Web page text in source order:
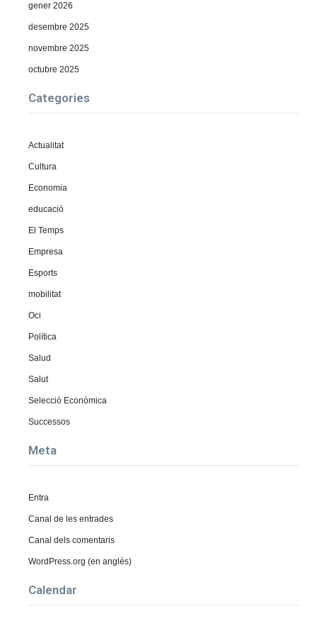
gener 2026
desembre 2025
novembre 2025
octubre 2025
Categories
Actualitat
Cultura
Economia
educació
El Temps
Empresa
Esports
mobilitat
Oci
Política
Salud
Salut
Selecció Econòmica
Successos
Meta
Entra
Canal de les entrades
Canal dels comentaris
WordPress.org (en anglès)
Calendar